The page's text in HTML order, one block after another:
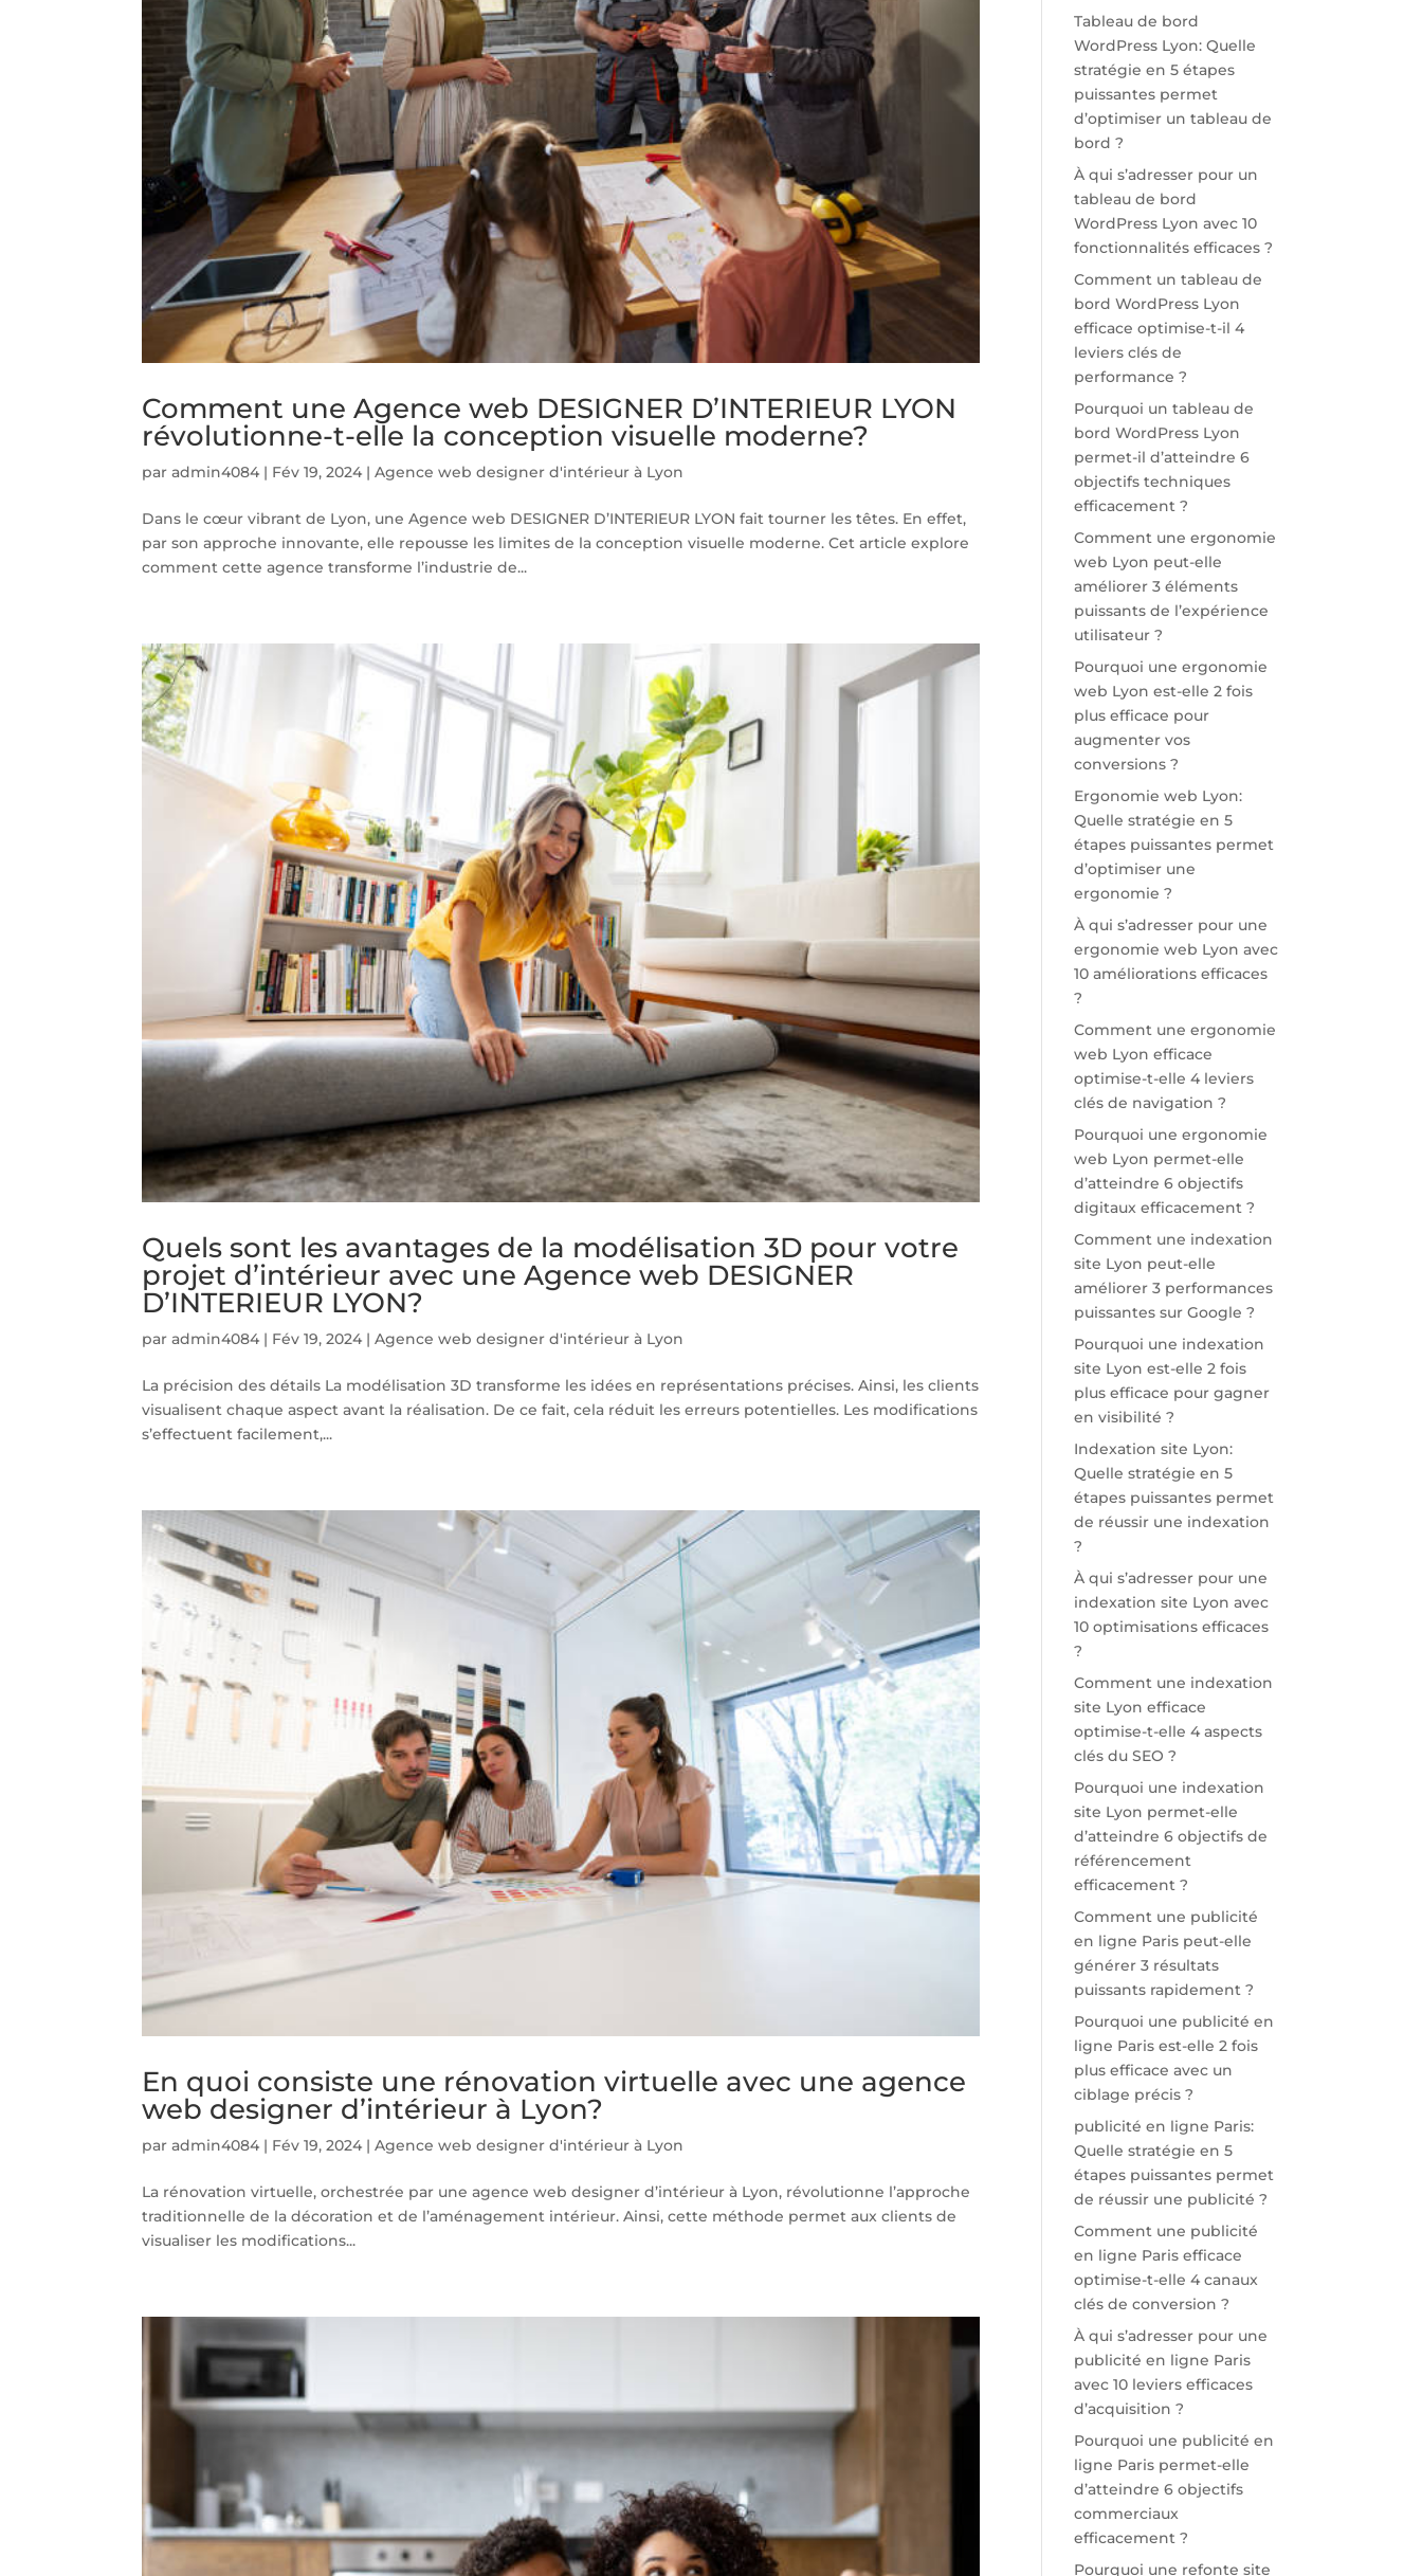
Comment une Agence web DESIGNER D’INTERIEUR LYON
révolutionne-t-elle la conception visuelle moderne?
paradmin4084 | Fév 19, 2024 |Agence web designer d'intérieur à Lyon
Dans le cœur vibrant de Lyon, une Agence web DESIGNER D’INTERIEUR LYON fait tourner les têtes. En effet,
par son approche innovante, elle repousse les limites de la conception visuelle moderne. Cet article explore
comment cette agence transforme l’industrie de...
Quels sont les avantages de la modélisation 3D pour votre
projet d’intérieur avec une Agence web DESIGNER
D’INTERIEUR LYON?
paradmin4084 | Fév 19, 2024 |Agence web designer d'intérieur à Lyon
La précision des détails La modélisation 3D transforme les idées en représentations précises. Ainsi, les clients
visualisent chaque aspect avant la réalisation. De ce fait, cela réduit les erreurs potentielles. Les modifications
s’effectuent facilement,...
En quoi consiste une rénovation virtuelle avec une agence
web designer d’intérieur à Lyon?
paradmin4084 | Fév 19, 2024 |Agence web designer d'intérieur à Lyon
La rénovation virtuelle, orchestrée par une agence web designer d’intérieur à Lyon, révolutionne l’approche
traditionnelle de la décoration et de l’aménagement intérieur. Ainsi, cette méthode permet aux clients de
visualiser les modifications...
Tableau de bord
WordPress Lyon: Quelle
stratégie en 5 étapes
puissantes permet
d’optimiser un tableau de
bord ?
À qui s’adresser pour un
tableau de bord
WordPress Lyon avec 10
fonctionnalités efficaces ?
Comment un tableau de
bord WordPress Lyon
efficace optimise-t-il 4
leviers clés de
performance ?
Pourquoi un tableau de
bord WordPress Lyon
permet-il d’atteindre 6
objectifs techniques
efficacement ?
Comment une ergonomie
web Lyon peut-elle
améliorer 3 éléments
puissants de l’expérience
utilisateur ?
Pourquoi une ergonomie
web Lyon est-elle 2 fois
plus efficace pour
augmenter vos
conversions ?
Ergonomie web Lyon:
Quelle stratégie en 5
étapes puissantes permet
d’optimiser une
ergonomie ?
À qui s’adresser pour une
ergonomie web Lyon avec
10 améliorations efficaces
?
Comment une ergonomie
web Lyon efficace
optimise-t-elle 4 leviers
clés de navigation ?
Pourquoi une ergonomie
web Lyon permet-elle
d’atteindre 6 objectifs
digitaux efficacement ?
Comment une indexation
site Lyon peut-elle
améliorer 3 performances
puissantes sur Google ?
Pourquoi une indexation
site Lyon est-elle 2 fois
plus efficace pour gagner
en visibilité ?
Indexation site Lyon:
Quelle stratégie en 5
étapes puissantes permet
de réussir une indexation
?
À qui s’adresser pour une
indexation site Lyon avec
10 optimisations efficaces
?
Comment une indexation
site Lyon efficace
optimise-t-elle 4 aspects
clés du SEO ?
Pourquoi une indexation
site Lyon permet-elle
d’atteindre 6 objectifs de
référencement
efficacement ?
Comment une publicité
en ligne Paris peut-elle
générer 3 résultats
puissants rapidement ?
Pourquoi une publicité en
ligne Paris est-elle 2 fois
plus efficace avec un
ciblage précis ?
publicité en ligne Paris:
Quelle stratégie en 5
étapes puissantes permet
de réussir une publicité ?
Comment une publicité
en ligne Paris efficace
optimise-t-elle 4 canaux
clés de conversion ?
À qui s’adresser pour une
publicité en ligne Paris
avec 10 leviers efficaces
d’acquisition ?
Pourquoi une publicité en
ligne Paris permet-elle
d’atteindre 6 objectifs
commerciaux
efficacement ?
Pourquoi une refonte site